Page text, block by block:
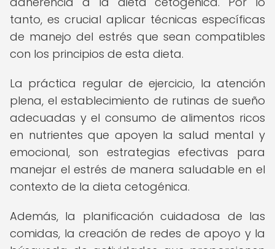
tanto, es crucial aplicar técnicas específicas
de manejo del estrés que sean compatibles
con los principios de esta dieta.
La práctica regular de ejercicio, la atención
plena, el establecimiento de rutinas de sueño
adecuadas y el consumo de alimentos ricos
en nutrientes que apoyen la salud mental y
emocional, son estrategias efectivas para
manejar el estrés de manera saludable en el
contexto de la dieta cetogénica.
Además, la planificación cuidadosa de las
comidas, la creación de redes de apoyo y la